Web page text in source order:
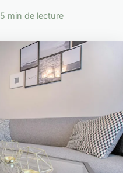
5 min de lecture